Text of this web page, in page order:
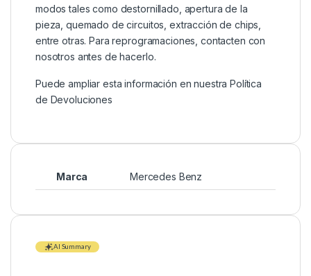
modos tales como destornillado, apertura de la
pieza, quemado de circuitos, extracción de chips,
entre otras. Para reprogramaciones, contacten con
nosotros antes de hacerlo.
Puede ampliar esta información en nuestraPolítica
de Devoluciones
Marca Mercedes Benz
AI Summary